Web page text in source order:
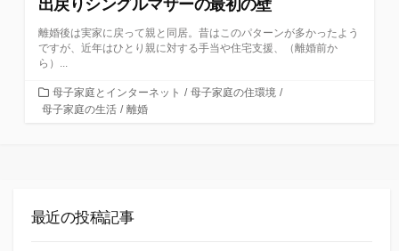
出戻りシングルマザーの最初の壁
離婚後は実家に戻って親と同居。昔はこのパターンが多かったよう
ですが、近年はひとり親に対する手当や住宅支援、（離婚前か
ら）...
カ
テ
母子家庭とインターネット / 母子家庭の住環境 /
母子家庭の生活 / 離婚
最近の投稿記事